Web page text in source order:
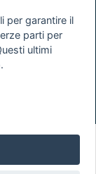
per garantire il
parti per
ultimi